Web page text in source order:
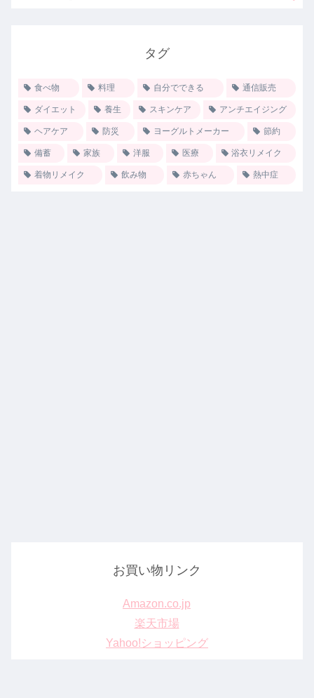
タグ
食べ物 料理 自分でできる 通信販売
ダイエット 養生 スキンケア アンチエイジング
ヘアケア 防災 ヨーグルトメーカー 節約
備蓄 家族 洋服 医療 浴衣リメイク
着物リメイク 飲み物 赤ちゃん 熱中症
お買い物リンク
Amazon.co.jp
楽天市場
Yahoo!ショッピング